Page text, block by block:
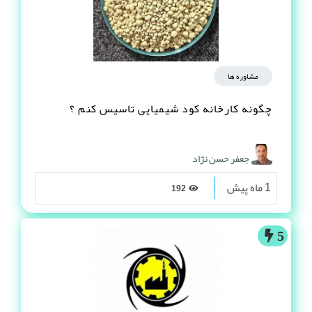
مشاوره ها
چگونه کارخانه کود شیمیایی تاسیس کنم ؟
جعفر حسن نژاد
1 ماه پیش
5